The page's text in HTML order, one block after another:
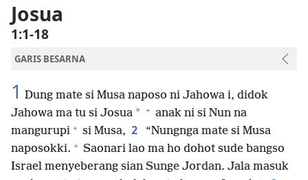
Josua
1:1-18
GARIS BESARNA
1 Dung mate si Musa naposo ni Jahowa i, didok
Jahowa ma tu si Josua * + anak ni si Nun na
mangurupi + si Musa, 2
“Nungnga mate si Musa
naposokki. + Saonari lao ma ho dohot sude bangso
Israel menyeberang sian Sunge Jordan. Jala masuk